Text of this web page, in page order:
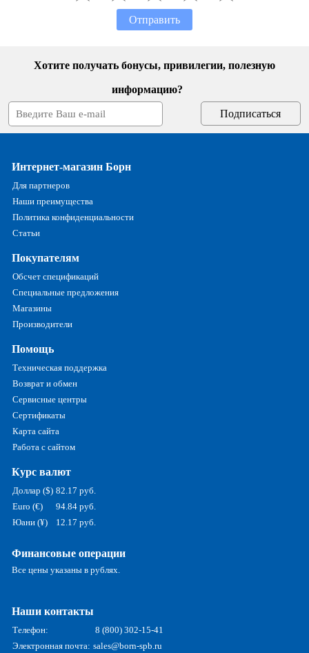
Отправить
Хотите получать бонусы, привилегии, полезную
информацию?
Интернет-магазин Борн
Для партнеров
Наши преимущества
Политика конфиденциальности
Статьи
Покупателям
Обсчет спецификаций
Специальные предложения
Магазины
Производители
Помощь
Техническая поддержка
Возврат и обмен
Сервисные центры
Сертификаты
Карта сайта
Работа с сайтом
Курс валют
Доллар ($) 82.17 руб.
Euro (€)
94.84 руб.
Юани (¥)
12.17 руб.
Финансовые операции
Все цены указаны в рублях.
Наши контакты
Телефон:
8 (800) 302-15-41
Электронная почта: sales@born-spb.ru